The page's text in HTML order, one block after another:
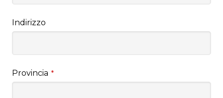
Indirizzo
Provincia *